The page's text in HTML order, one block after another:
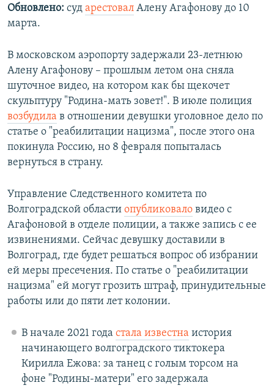
Все сайты РСЕ/РС
Обновлено: суд арестовал Алену Агафонову до 10
марта.
В московском аэропорту задержали 23-летнюю
Алену Агафонову – прошлым летом она сняла
шуточное видео, на котором как бы щекочет
скульптуру "Родина-мать зовет!". В июле полиция
возбудила в отношении девушки уголовное дело по
статье о "реабилитации нацизма", после этого она
покинула Россию, но 8 февраля попыталась
вернуться в страну.
Управление Следственного комитета по
Волгоградской области опубликовало видео с
Агафоновой в отделе полиции, а также запись с ее
извинениями. Сейчас девушку доставили в
Волгоград, где будет решаться вопрос об избрании
ей меры пресечения. По статье о "реабилитации
нацизма" ей могут грозить штраф, принудительные
работы или до пяти лет колонии.
В начале 2021 года стала известна история
начинающего волгоградского тиктокера
Кирилла Ежова: за танец с голым торсом на
фоне "Родины-матери" его задержала